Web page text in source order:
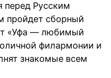
перед Русским
пройдет сборный
«Уфа — любимый
филармонии и
знакомые всем